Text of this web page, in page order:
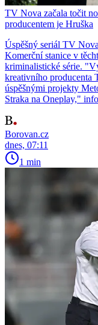
TV Nova začala točit
producentem je Hruška
Úspěšný seriál TV
Komerční stanice v
kriminalistické série.
kreativního producenta
úspěšnými projekty
Straka na Oneplay,"
Borovan.cz
dnes, 07:11
1 min